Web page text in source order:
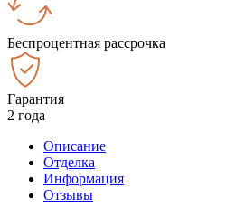
Беспроцентная рассрочка
Гарантия
2 года
Описание
Отделка
Информация
Отзывы